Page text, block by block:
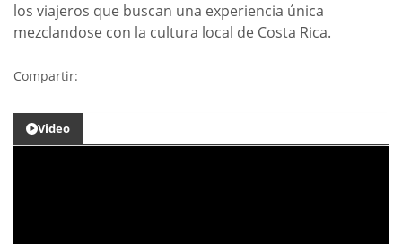
los viajeros que buscan una experiencia única
mezclandose con la cultura local de Costa Rica.
Compartir:
Video